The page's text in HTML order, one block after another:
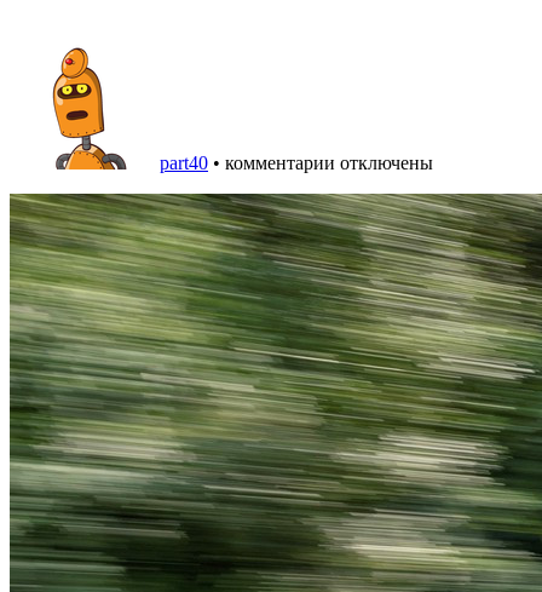
part40 • комментарии отключены